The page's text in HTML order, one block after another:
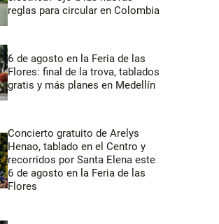
reglas para circular en Colombia
6 de agosto en la Feria de las
Flores: final de la trova, tablados
gratis y más planes en Medellín
Concierto gratuito de Arelys
Henao, tablado en el Centro y
recorridos por Santa Elena este
6 de agosto en la Feria de las
Flores